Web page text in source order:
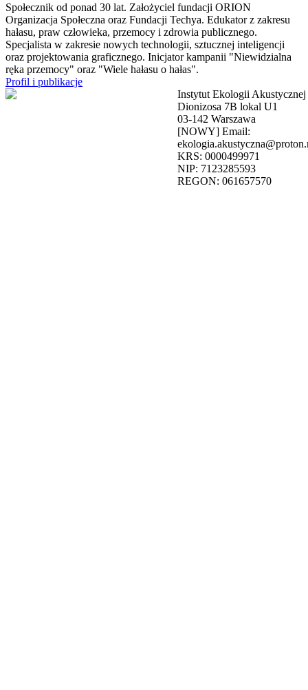
Społecznik od ponad 30 lat. Założyciel fundacji ORION
Organizacja Społeczna oraz Fundacji Techya. Edukator z zakresu
hałasu, praw człowieka, przemocy i zdrowia publicznego.
Specjalista w zakresie nowych technologii, sztucznej inteligencji
oraz projektowania graficznego. Inicjator kampanii "Niewidzialna
ręka przemocy" oraz "Wiele hałasu o hałas".
Profil i publikacje
Instytut Ekologii Akustycznej
Dionizosa 7B lokal U1
03-142 Warszawa
[NOWY] Email:
KRS: 0000499971
NIP: 7123285593
REGON: 061657570